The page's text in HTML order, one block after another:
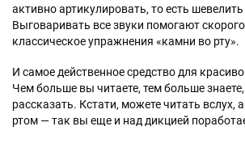
активно артикулировать, то есть
Выговаривать все звуки помогают
классическое упражнения «камни во рту».
И самое действенное средство для
Чем больше вы читаете, тем больше
рассказать. Кстати, можете читать вслух,
ртом — так вы еще и над дикцией